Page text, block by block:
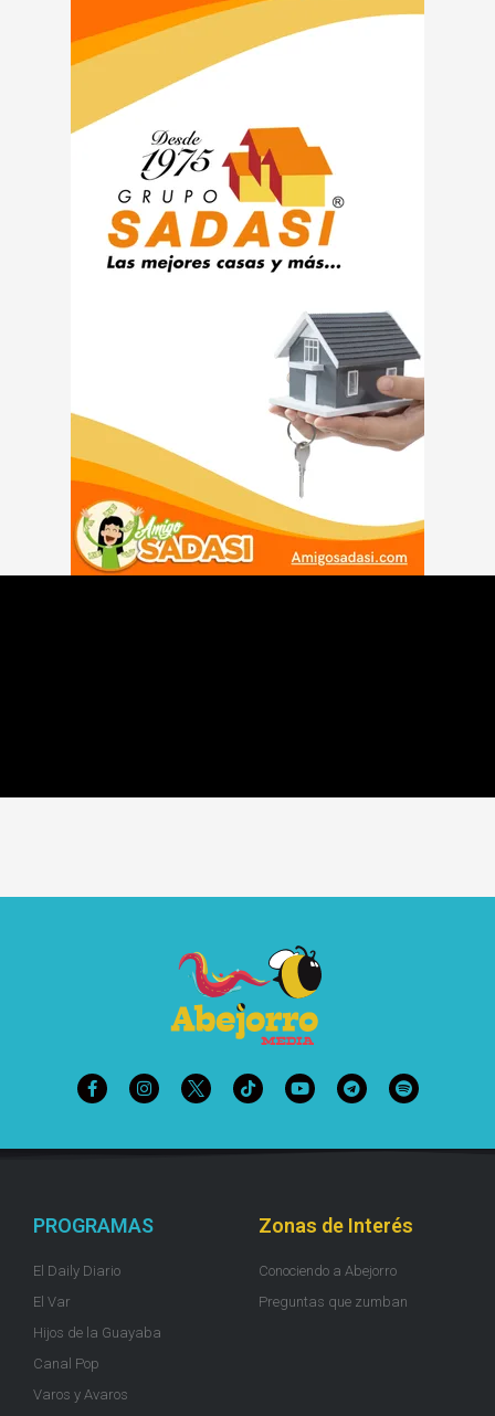
PROGRAMAS
El Daily Diario
El Var
Hijos de la Guayaba
Canal Pop
Varos y Avaros
Zonas de Interés
Conociendo a Abejorro
Preguntas que zumban